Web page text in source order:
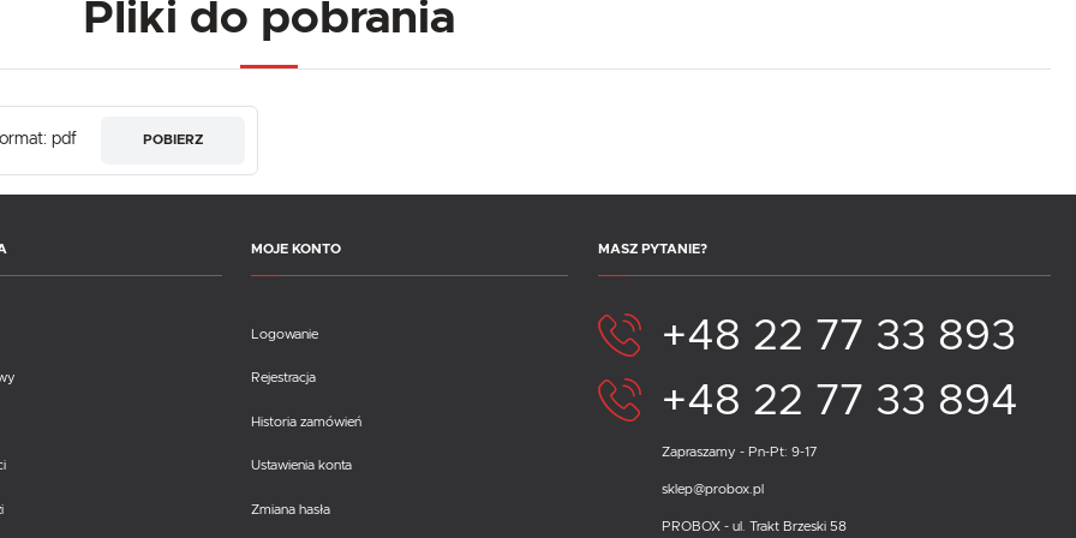
Pliki do pobrania
pdf POBIERZ
MOJE KONTO
Logowanie
Rejestracja
Historia zamówień
Ustawienia konta
Zmiana hasła
MASZ PYTANIE?
+48 22 77 33 893
+48 22 77 33 894
Zapraszamy - Pn-Pt: 9-17
sklep@probox.pl
PROBOX - ul. Trakt Brzeski 58